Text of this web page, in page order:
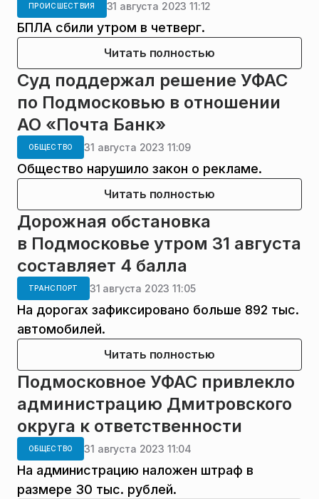
ПРОИСШЕСТВИЯ 31 августа 2023 11:12
БПЛА сбили утром в четверг.
Читать полностью
Суд поддержал решение УФАС
по Подмосковью в отношении
АО «Почта Банк»
ОБЩЕСТВО 31 августа 2023 11:09
Общество нарушило закон о рекламе.
Читать полностью
Дорожная обстановка
в Подмосковье утром 31 августа
составляет 4 балла
ТРАНСПОРТ 31 августа 2023 11:05
На дорогах зафиксировано больше 892 тыс.
автомобилей.
Читать полностью
Подмосковное УФАС привлекло
администрацию Дмитровского
округа к ответственности
ОБЩЕСТВО 31 августа 2023 11:04
На администрацию наложен штраф в
размере 30 тыс. рублей.